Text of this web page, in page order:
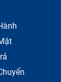
Hành One
hàng